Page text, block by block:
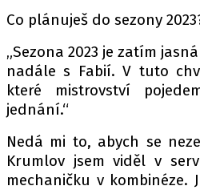
Co plánuješ do sezony
„Sezona 2023 je zatím
nadále s Fabií. V tuto
které mistrovství
jednání.“
Nedá mi to, abych se
Krumlov jsem viděl v
mechaničku v kombinéze.